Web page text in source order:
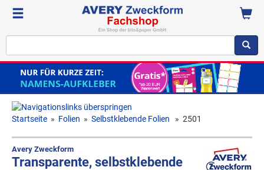
Startseite » Folien » Selbstklebende Folien » 2501
Avery Zweckform
Transparente, selbstklebende